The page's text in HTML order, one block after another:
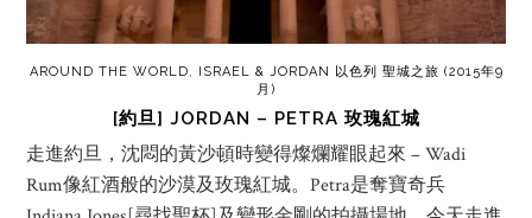
AROUND THE WORLD, ISRAEL & JORDAN 以色列 聖城之旅 (2015年9
月)
[約旦] JORDAN – PETRA 玫瑰紅城
走進約旦，沈悶的黃沙頓時變得燦爛耀眼起來 – Wadi
Rum像紅酒般的沙漠及玫瑰紅城。Petra是奪寶奇兵